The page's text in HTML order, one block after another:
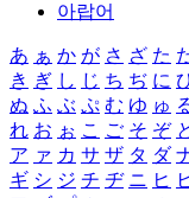
아랍어
あ ぁ か が さ ざ た
き ぎ し じ ち ぢ に
ぬ ふ ぶ ぷ む ゆ ゅ
れ お ぉ こ ご そ ぞ
ア ァ カ サ ザ タ ダ
ギ シ ジ チ ヂ ニ ヒ